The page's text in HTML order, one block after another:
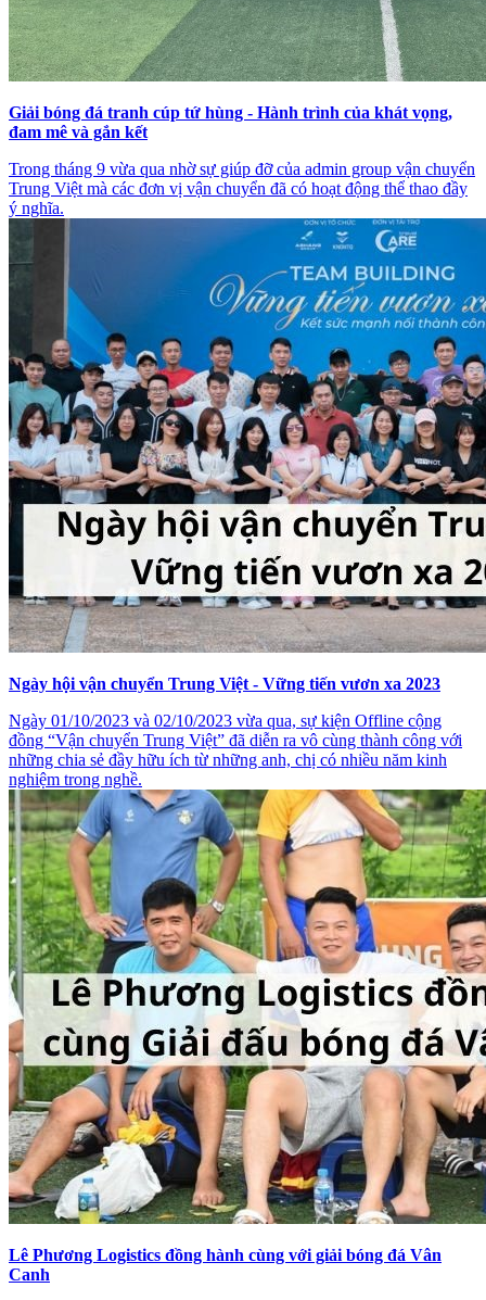
Giải bóng đá tranh cúp tứ hùng - Hành trình của khát vọng,
đam mê và gắn kết
Trong tháng 9 vừa qua nhờ sự giúp đỡ của admin group vận chuyển
Trung Việt mà các đơn vị vận chuyển đã có hoạt động thể thao đầy
ý nghĩa.
Ngày hội vận chuyển Trung Việt - Vững tiến vươn xa 2023
Ngày 01/10/2023 và 02/10/2023 vừa qua, sự kiện Offline cộng
đồng “Vận chuyển Trung Việt” đã diễn ra vô cùng thành công với
những chia sẻ đầy hữu ích từ những anh, chị có nhiều năm kinh
nghiệm trong nghề.
Lê Phương Logistics đồng hành cùng với giải bóng đá Vân
Canh